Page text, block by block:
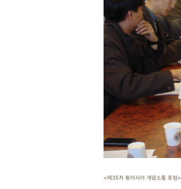
<제35차 동아시아 개념소통 포럼>